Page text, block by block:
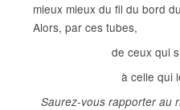
mieux mieux du fil du bord
Alors, par ces tubes,
de ceux qui
à celle qui
Saurez-vous rapporter au